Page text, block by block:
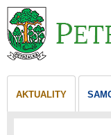
AKTUALITY